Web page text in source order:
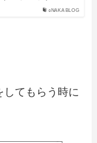
○NAKA BLOG
てもらう時に